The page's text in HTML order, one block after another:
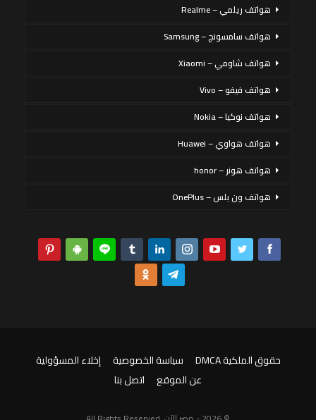
هواتف ريلمي – Realme
هواتف سامسونج – Samsung
هواتف شاومي – Xiaomi
هواتف فيفو – Vivo
هواتف نوكيا – Nokia
هواتف هواوي – Huawei
هواتف هونر – honor
هواتف ون بلس – OnePlus
حقوق الملكية DMCA سياسة الخصوصية
إخلاء المسؤولية
عن الموقع
اتصل بنا